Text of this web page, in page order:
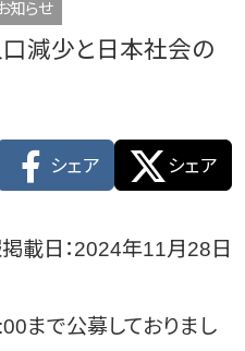
知らせ
減少と日本社会の
シェア シェア
載日：2024年11月28日
まで公募しておりまし